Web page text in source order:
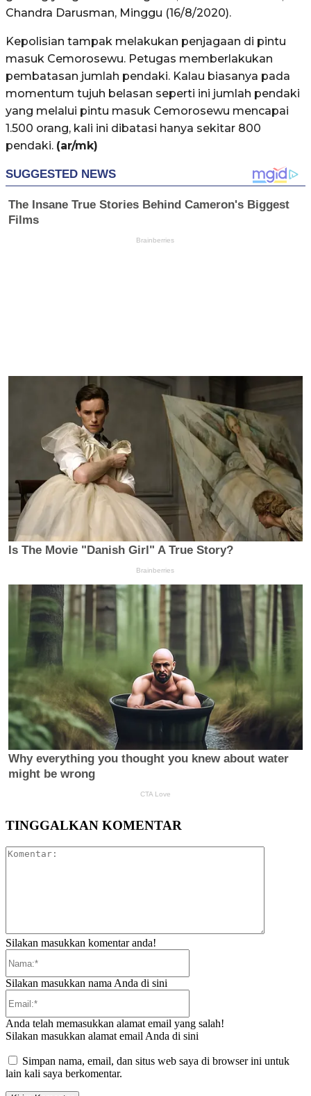
Chandra Darusman, Minggu (16/8/2020).
Kepolisian tampak melakukan penjagaan di pintu
masuk Cemorosewu. Petugas memberlakukan
pembatasan jumlah pendaki. Kalau biasanya pada
momentum tujuh belasan seperti ini jumlah pendaki
yang melalui pintu masuk Cemorosewu mencapai
1.500 orang, kali ini dibatasi hanya sekitar 800
pendaki. (ar/mk)
TINGGALKAN KOMENTAR
Silakan masukkan komentar anda!
Silakan masukkan nama Anda di sini
Anda telah memasukkan alamat email yang salah!
Silakan masukkan alamat email Anda di sini
Simpan nama, email, dan situs web saya di browser ini untuk
lain kali saya berkomentar.